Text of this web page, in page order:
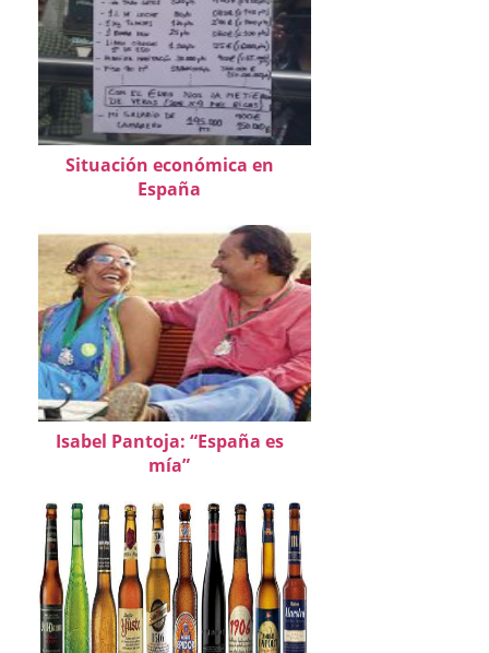
Situación económica en
España
Isabel Pantoja: “España es
mía”